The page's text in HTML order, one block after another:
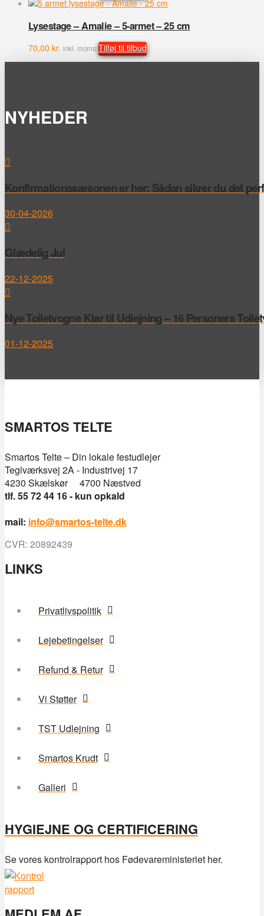
Lysestage – Amalie – 5-armet – 25 cm
70,00 kr. inkl. moms Tilføj til tilbud
NYHEDER
Konfirmationssæsonen er her: Sådan sikrer du det
30-04-2026
Glædelig Jul
22-12-2025
Nye Toiletvogne Klar til Udlejning – 16 Personers
01-12-2025
SMARTOS TELTE
Smartos Telte – Din lokale festudlejer
Teglværksvej 2A - Industrivej 17
4230 Skælskør 4700 Næstved
tlf. 55 72 44 16 - kun opkald
mail: info@smartos-telte.dk
CVR: 20892439
LINKS
Privatlivspolitik
Lejebetingelser
Refund & Retur
Vi Støtter
TST Udlejning
Smartos Krudt
Galleri
HYGIEJNE OG CERTIFICERING
Se vores kontrolrapport hos Fødevareministeriet her.